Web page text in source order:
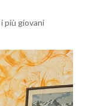
più giovani